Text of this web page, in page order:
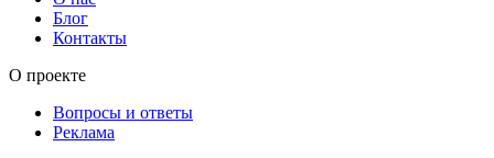
Блог
Контакты
О проекте
Вопросы и ответы
Реклама